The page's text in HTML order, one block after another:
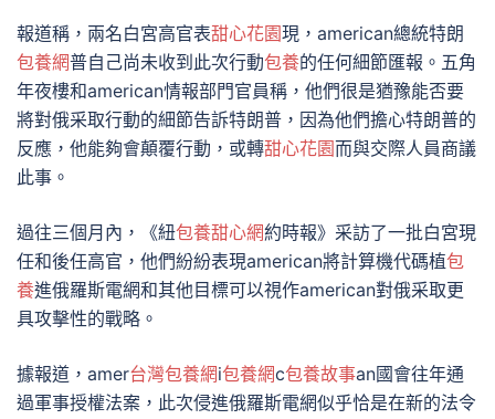
報道稱，兩名白宮高官表甜心花園現，american總統特朗
包養網普自己尚未收到此次行動包養的任何細節匯報。五角
年夜樓和american情報部門官員稱，他們很是猶豫能否要
將對俄采取行動的細節告訴特朗普，因為他們擔心特朗普的
反應，他能夠會顛覆行動，或轉甜心花園而與交際人員商議
此事。
過往三個月內，《紐包養甜心網約時報》采訪了一批白宮現
任和後任高官，他們紛紛表現american將計算機代碼植包
養進俄羅斯電網和其他目標可以視作american對俄采取更
具攻擊性的戰略。
據報道，amer台灣包養網i包養網c包養故事an國會往年通
過軍事授權法案，此次侵進俄羅斯電網似乎恰是在新的法令